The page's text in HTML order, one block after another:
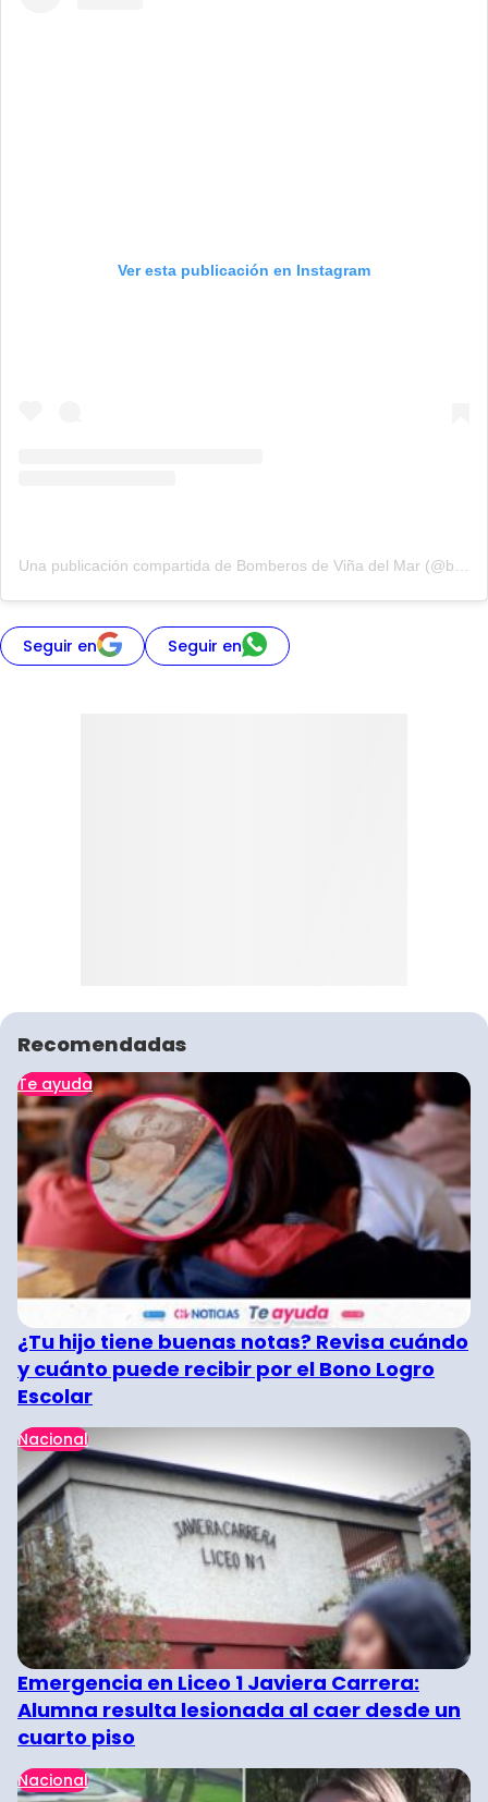
Ver esta publicación en Instagram
Una publicación compartida de Bomberos de Viña del Mar (@bomberosvina)
Seguir en Seguir en
Recomendadas
Te ayuda
¿Tu hijo tiene buenas notas? Revisa cuándo
y cuánto puede recibir por el Bono Logro
Escolar
Nacional
Emergencia en Liceo 1 Javiera Carrera:
Alumna resulta lesionada al caer desde un
cuarto piso
Nacional